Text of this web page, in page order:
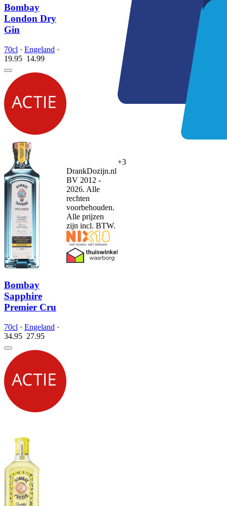
Bombay
London Dry
Gin
70cl · Engeland ·
19.95 14.99
Bombay
Sapphire
Premier Cru
70cl · Engeland ·
34.95 27.95
+3
DrankDozijn.nl
BV 2012 -
2026. Alle
rechten
voorbehouden.
Alle prijzen
zijn incl. BTW.